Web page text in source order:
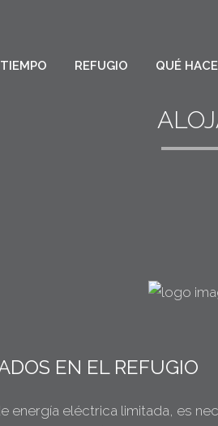
REFUGIO QUÉ
EN EL REFUGIO
energía eléctrica limitada, es